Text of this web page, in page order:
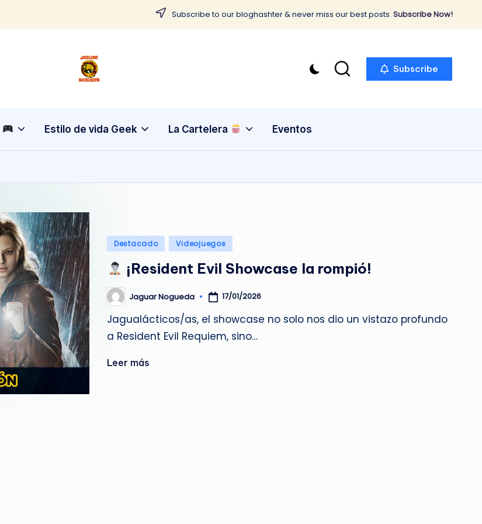
Subscribe to our bloghashter & never miss our best posts. Subscribe Now!
J
g
u
a
N
o
g
u
e
d
CONTENIDO
Subscribe
Estilo de vida Geek La Cartelera Eventos
Publicado
en
Destacado Videojuegos
¡Resident Evil Showcase la rompió!
Publicado
por
Jaguar Nogueda 17/01/2026
Jagualácticos/as, el showcase no solo nos dio un vistazo profundo
a Resident Evil Requiem, sino…
Leer más